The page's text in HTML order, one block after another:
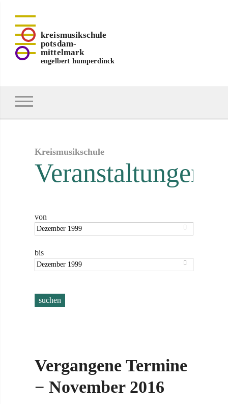
kreismusikschule
potsdam-
mittelmark
engelbert humperdinck
Kreismusikschule
Veranstaltungen
von

bis

Vergangene Termine
− November 2016